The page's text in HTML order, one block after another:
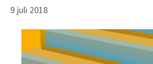
9 juli 2018